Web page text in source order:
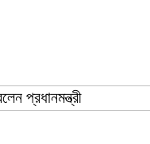
প্রধানমন্ত্রী